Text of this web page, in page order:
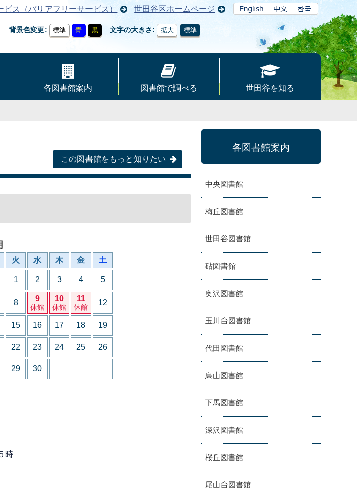
ビス（バリアフリーサービス） 世田谷区ホームページ
背景色変更 標準 青 黒 文字の大きさ 拡大 標準
各図書館案内 図書館で調べる 世田谷を知る
この図書館をもっと知りたい
火 水 木 金 土
1 2 3 4 5
8 9
休館
10
休館
11
休館
12
15 16 17 18 19
22 23 24 25 26
29 30
時
各図書館案内
中央図書館
梅丘図書館
世田谷図書館
砧図書館
奥沢図書館
玉川台図書館
代田図書館
烏山図書館
下馬図書館
深沢図書館
桜丘図書館
尾山台図書館